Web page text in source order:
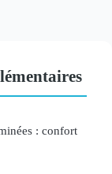
: confort